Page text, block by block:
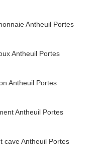
Antheuil Portes
Antheuil Portes
Antheuil Portes
Antheuil Portes
cave Antheuil Portes